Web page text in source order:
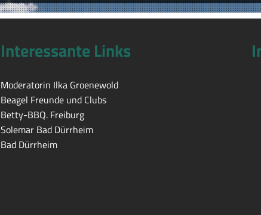
Interessante Links
Moderatorin Ilka Groenewold
Beagel Freunde und Clubs
Betty-BBQ. Freiburg
Solemar Bad Dürrheim
Bad Dürrheim